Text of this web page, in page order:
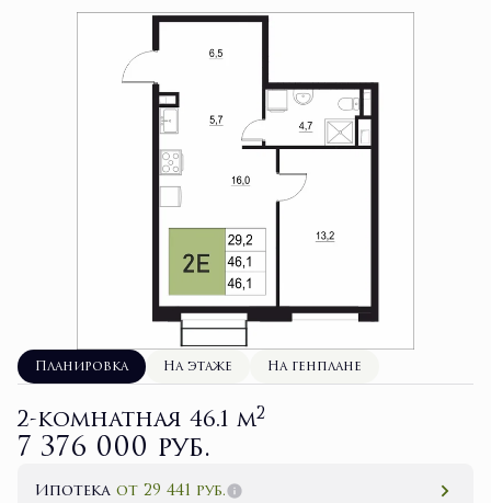
Планировка На этаже На генплане
2-комнатная 46.1 м2
7 376 000 руб.
Ипотека от 29 441 руб.